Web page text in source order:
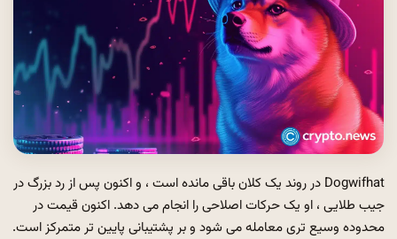
Dogwifhat در روند یک کلان باقی مانده است ، و اکنون پس از رد بزرگ در
جیب طلایی ، او یک حرکات اصلاحی را انجام می دهد. اکنون قیمت در
محدوده وسیع تری معامله می شود و بر پشتیبانی پایین تر متمرکز است.